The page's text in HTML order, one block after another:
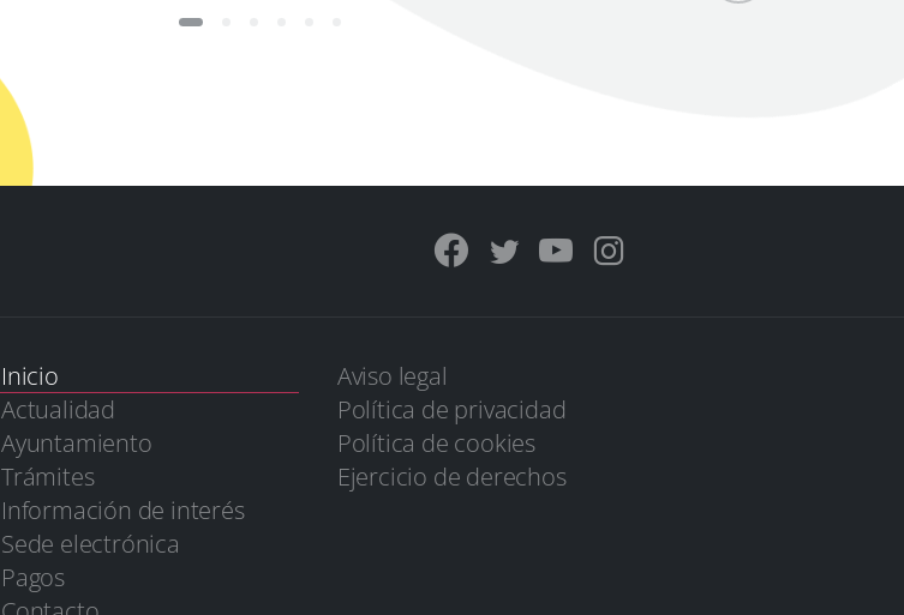
Inicio
Actualidad
Ayuntamiento
Trámites
Información de interés
Sede electrónica
Pagos
Aviso legal
Política de privacidad
Política de cookies
Ejercicio de derechos